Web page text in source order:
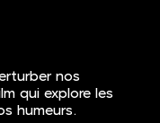
nos
qui explore les
humeurs.